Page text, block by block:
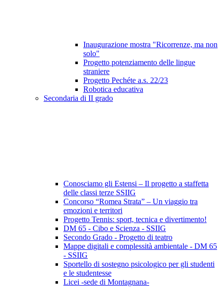
Inaugurazione mostra "Ricorrenze, ma non
solo"
Progetto potenziamento delle lingue
straniere
Progetto Pechéte a.s. 22/23
Robotica educativa
Secondaria di II grado
Conosciamo gli Estensi – Il progetto a staffetta
delle classi terze SSIIG
Concorso “Romea Strata” – Un viaggio tra
emozioni e territori
Progetto Tennis: sport, tecnica e divertimento!
DM 65 - Cibo e Scienza - SSIIG
Secondo Grado - Progetto di teatro
Mappe digitali e complessità ambientale - DM 65
- SSIIG
Sportello di sostegno psicologico per gli studenti
e le studentesse
Licei -sede di Montagnana-